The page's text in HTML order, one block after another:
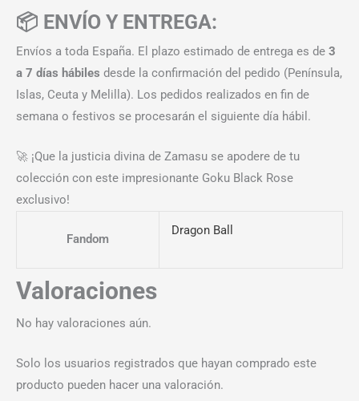
📦 ENVÍO Y ENTREGA:
Envíos a toda España. El plazo estimado de entrega es de 3
a 7 días hábiles desde la confirmación del pedido (Península,
Islas, Ceuta y Melilla). Los pedidos realizados en fin de
semana o festivos se procesarán el siguiente día hábil.
🚀 ¡Que la justicia divina de Zamasu se apodere de tu
colección con este impresionante Goku Black Rose
exclusivo!
Fandom
Dragon Ball
Valoraciones
No hay valoraciones aún.
Solo los usuarios registrados que hayan comprado este
producto pueden hacer una valoración.